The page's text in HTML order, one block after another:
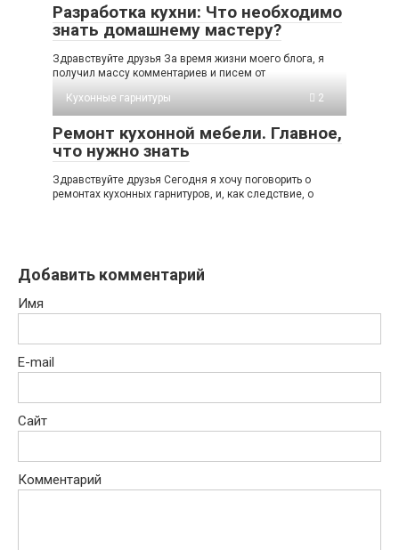
Разработка кухни: Что необходимо
знать домашнему мастеру?
Здравствуйте друзья За время жизни моего блога, я
получил массу комментариев и писем от
Кухонные гарнитуры
2
Ремонт кухонной мебели. Главное,
что нужно знать
Здравствуйте друзья Сегодня я хочу поговорить о
ремонтах кухонных гарнитуров, и, как следствие, о
Добавить комментарий
Имя
E-mail
Сайт
Комментарий